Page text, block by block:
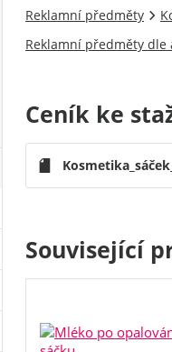
Reklamní předměty
Reklamní předměty dle
Ceník ke
Související